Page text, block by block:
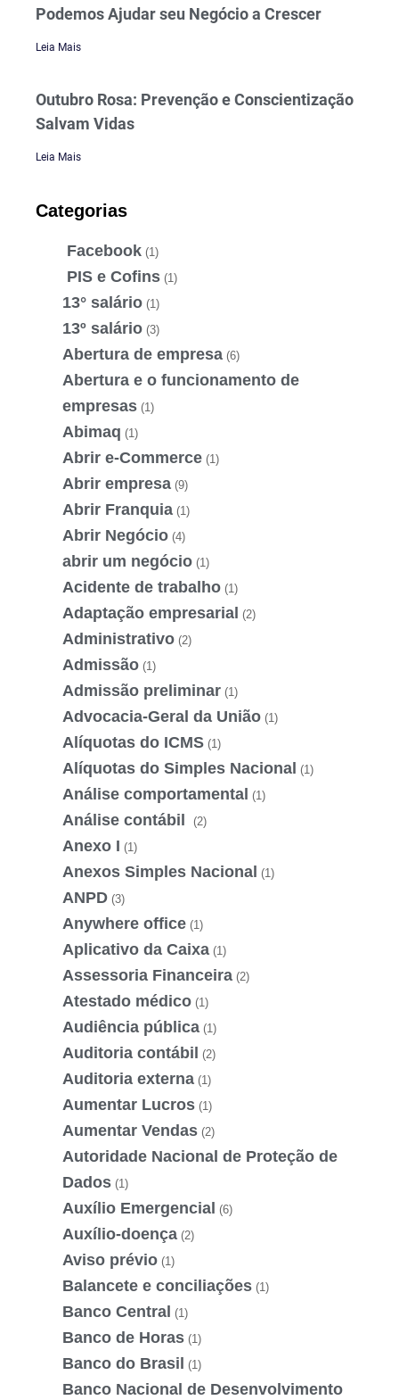
Podemos Ajudar seu Negócio a Crescer
Leia Mais
Outubro Rosa: Prevenção e Conscientização
Salvam Vidas
Leia Mais
Categorias
Facebook (1)
PIS e Cofins (1)
13° salário (1)
13º salário (3)
Abertura de empresa (6)
Abertura e o funcionamento de
empresas (1)
Abimaq (1)
Abrir e-Commerce (1)
Abrir empresa (9)
Abrir Franquia (1)
Abrir Negócio (4)
abrir um negócio (1)
Acidente de trabalho (1)
Adaptação empresarial (2)
Administrativo (2)
Admissão (1)
Admissão preliminar (1)
Advocacia-Geral da União (1)
Alíquotas do ICMS (1)
Alíquotas do Simples Nacional (1)
Análise comportamental (1)
Análise contábil (2)
Anexo I (1)
Anexos Simples Nacional (1)
ANPD (3)
Anywhere office (1)
Aplicativo da Caixa (1)
Assessoria Financeira (2)
Atestado médico (1)
Audiência pública (1)
Auditoria contábil (2)
Auditoria externa (1)
Aumentar Lucros (1)
Aumentar Vendas (2)
Autoridade Nacional de Proteção de
Dados (1)
Auxílio Emergencial (6)
Auxílio-doença (2)
Aviso prévio (1)
Balancete e conciliações (1)
Banco Central (1)
Banco de Horas (1)
Banco do Brasil (1)
Banco Nacional de Desenvolvimento